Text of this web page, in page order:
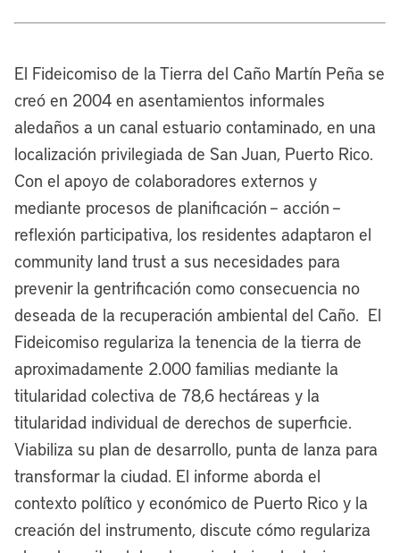
El Fideicomiso de la Tierra del Caño Martín Peña se
creó en 2004 en asentamientos informales
aledaños a un canal estuario contaminado, en una
localización privilegiada de San Juan, Puerto Rico.
Con el apoyo de colaboradores externos y
mediante procesos de planificación – acción –
reflexión participativa, los residentes adaptaron el
community land trust a sus necesidades para
prevenir la gentrificación como consecuencia no
deseada de la recuperación ambiental del Caño. El
Fideicomiso regulariza la tenencia de la tierra de
aproximadamente 2.000 familias mediante la
titularidad colectiva de 78,6 hectáreas y la
titularidad individual de derechos de superficie.
Viabiliza su plan de desarrollo, punta de lanza para
transformar la ciudad. El informe aborda el
contexto político y económico de Puerto Rico y la
creación del instrumento, discute cómo regulariza